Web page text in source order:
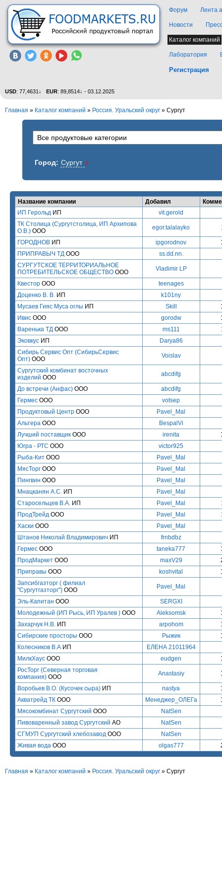
Форум Лента
Новости
Каталог компаний
Лаборатория
Регистрация
USD: 77,4631↓ EUR: 89,8514↓ - 03.12.2025
Главная » Каталог компаний » Россия. Уральский округ » Сургут
Город: Сургут x
Название компании Добавил
ИП Герольд ИП
vit.gerold
ТК Столица (Сургутстолица, ИП Архипова
О.В.) ООО egor.talalayko
ГОРОДНОВ ИП ipgorodnov
ПРИПРАВЫЧ ТД ООО
ss.dd.nn.
СУРГУТСКОЕ ТЕРРИТОРИАЛЬНОЕ
ПОТРЕБИТЕЛЬСКОЕ ОБЩЕСТВО ООО Vladimir LP
Квестор ООО
teenages
Доценко В. В. ИП
k101ny
Мусаев Гияс Муса оглы ИП Skill
Ивис ООО gorodw
Варенька ТД ООО ms111
Эковкус ИП
Darya86
Сибирь Сервис Опт (СибирьСервис
Опт) ООО Voislav
Сургутский комбинат восточных
изделий ООО abcdifg
До встречи (Анфас) ООО
abcdifg
Гермес ООО
votsep
Продуктовый Центр ООО
Pavel_Mal
Альтера ООО
BespalVi
Лучший поставщик ООО irenita
Югра - РТС ООО
victor925
Рыба-Кит ООО
Pavel_Mal
МясТорг ООО
Pavel_Mal
Пингвин ООО
Pavel_Mal
Мнацканян А.С. ИП
Pavel_Mal
Старосельцев В.А. ИП Pavel_Mal
ПродТрейд ООО Pavel_Mal
Хаски ООО
Pavel_Mal
Штанов Николай Владимирович ИП
frnbdbz
Гермес ООО taneka777
ПродМаркет ООО maxV29
Приправы ООО koshvital
Запсибгазторг ( филиал
"Сургутгазторг") ООО Pavel_Mal
Эль-Капитан ООО
SERGXI
Молодежный (ИП Рысь, ИП Уралев ) ООО Aleksomsk
Захарчук Н.В. ИП arpohom
Сибирские просторы ООО Рыжик
Колесников В.А ИП
ЕЛЕНА 21011964
МилкХаус ООО eudgen
РосТорг (Северная торговая
компания) ООО Anastasiy
Воробьев В.О. (Кусочек сыра) ИП nastya
Акватрейд ТК ООО Менеджер_ОЛЕГа
Мясокомбинат Сургутский ООО
NatSen
Пивоваренный завод Сургутский АО
NatSen
СГМУП Сургутский хлебозавод ООО
NatSen
Живая вода ООО olgas777
Главная » Каталог компаний » Россия. Уральский округ » Сургут